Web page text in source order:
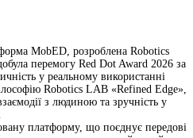
MobED, розроблена Robotics
перемогу Red Dot Award 2026 за
у реальному використанні
Robotics LAB «Refined Edge»,
з людиною та зручність у
платформу, що поєднує передові